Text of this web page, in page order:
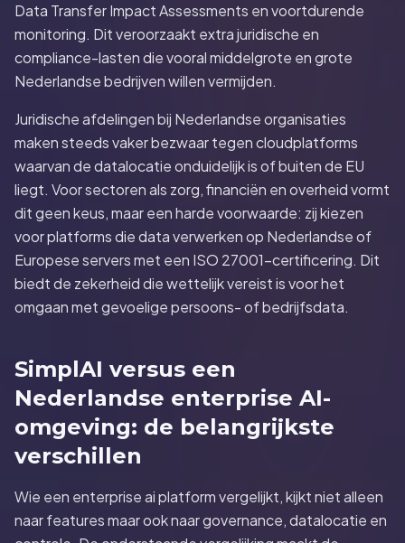
Data Transfer Impact Assessments en voortdurende
monitoring. Dit veroorzaakt extra juridische en
compliance-lasten die vooral middelgrote en grote
Nederlandse bedrijven willen vermijden.
Juridische afdelingen bij Nederlandse organisaties
maken steeds vaker bezwaar tegen cloudplatforms
waarvan de datalocatie onduidelijk is of buiten de EU
liegt. Voor sectoren als zorg, financiën en overheid vormt
dit geen keus, maar een harde voorwaarde: zij kiezen
voor platforms die data verwerken op Nederlandse of
Europese servers met een ISO 27001-certificering. Dit
biedt de zekerheid die wettelijk vereist is voor het
omgaan met gevoelige persoons- of bedrijfsdata.
SimplAI versus een
Nederlandse enterprise AI-
omgeving: de belangrijkste
verschillen
Wie een enterprise ai platform vergelijkt, kijkt niet alleen
naar features maar ook naar governance, datalocatie en